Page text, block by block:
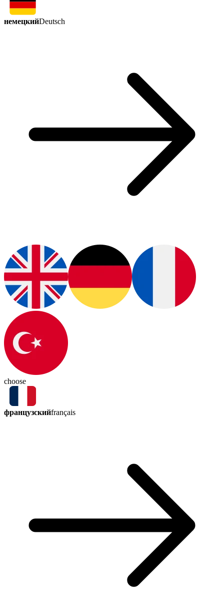
немецкийDeutsch
choose
французскийfrançais